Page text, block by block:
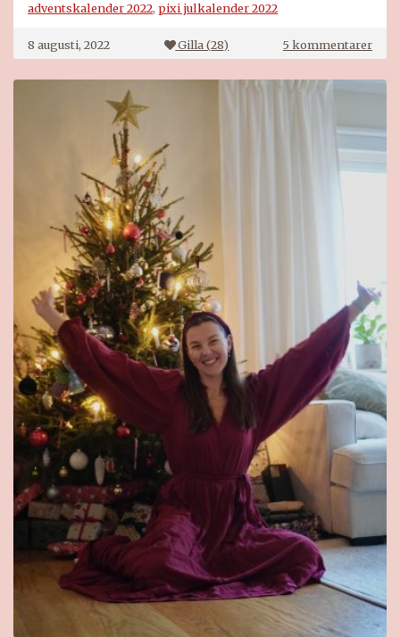
adventskalender 2022, pixi julkalender 2022
8 augusti, 2022 Gilla (28) 5 kommentarertill
PIXI